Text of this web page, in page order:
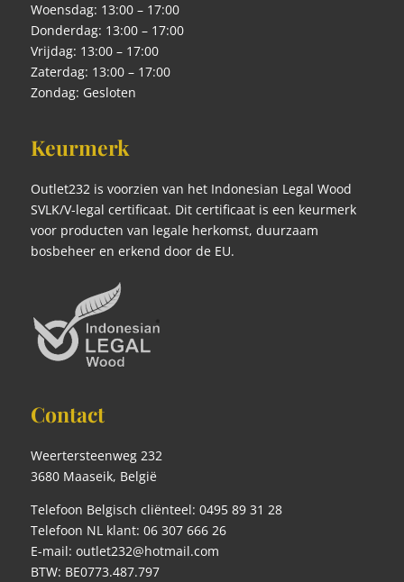
Woensdag: 13:00 – 17:00
Donderdag: 13:00 – 17:00
Vrijdag: 13:00 – 17:00
Zaterdag: 13:00 – 17:00
Zondag: Gesloten
Keurmerk
Outlet232 is voorzien van het Indonesian Legal Wood
SVLK/V-legal certificaat. Dit certificaat is een keurmerk
voor producten van legale herkomst, duurzaam
bosbeheer en erkend door de EU.
Contact
Weertersteenweg 232
3680 Maaseik, België
Telefoon Belgisch cliënteel: 0495 89 31 28
Telefoon NL klant: 06 307 666 26
E-mail: outlet232@hotmail.com
BTW: BE0773.487.797